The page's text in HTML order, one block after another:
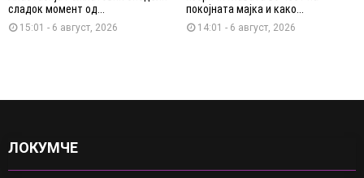
сладок момент од...
15:01 - 6 август, 2026
покојната мајка и како...
14:01 - 6 август, 2026
ЛОКУМЧЕ